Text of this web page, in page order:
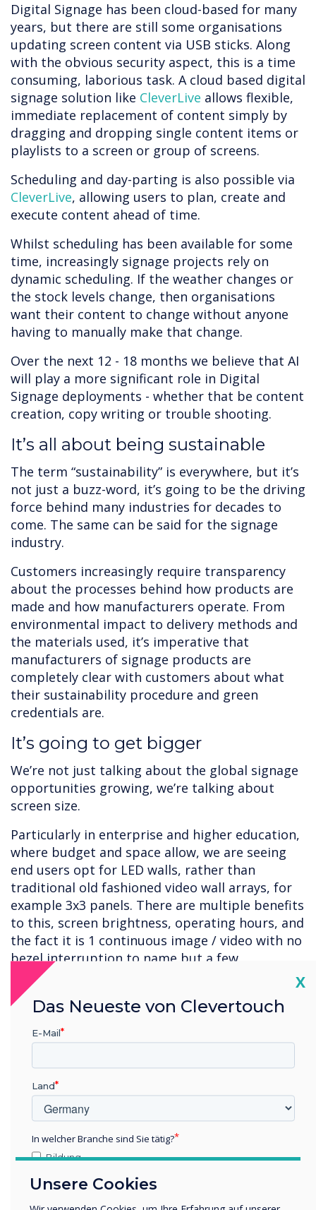
Digital Signage has been cloud-based for many
years, but there are still some organisations
updating screen content via USB sticks. Along
with the obvious security aspect, this is a time
consuming, laborious task. A cloud based digital
signage solution like CleverLive allows flexible,
immediate replacement of content simply by
dragging and dropping single content items or
playlists to a screen or group of screens.
Scheduling and day-parting is also possible via
CleverLive, allowing users to plan, create and
execute content ahead of time.
Whilst scheduling has been available for some
time, increasingly signage projects rely on
dynamic scheduling. If the weather changes or
the stock levels change, then organisations
want their content to change without anyone
having to manually make that change.
Over the next 12 - 18 months we believe that AI
will play a more significant role in Digital
Signage deployments - whether that be content
creation, copy writing or trouble shooting.
It’s all about being sustainable
The term “sustainability” is everywhere, but it’s
not just a buzz-word, it’s going to be the driving
force behind many industries for decades to
come. The same can be said for the signage
industry.
Customers increasingly require transparency
about the processes behind how products are
made and how manufacturers operate. From
environmental impact to delivery methods and
the materials used, it’s imperative that
manufacturers of signage products are
completely clear with customers about what
their sustainability procedure and green
credentials are.
It’s going to get bigger
We’re not just talking about the global signage
opportunities growing, we’re talking about
screen size.
Particularly in enterprise and higher education,
where budget and space allow, we are seeing
end users opt for LED walls, rather than
traditional old fashioned video wall arrays, for
example 3x3 panels. There are multiple benefits
to this, screen brightness, operating hours, and
the fact it is 1 continuous image / video with no
bezel interruption to name but a few.
“
It is important to meet and
exceed the expectations of
the person absorbing the
content, and to match what
Unsere Cookies
X
Das Neueste von Clevertouch
E-Mail
Land
In welcher Branche sind Sie tätig?
Bildung
Sonstiges